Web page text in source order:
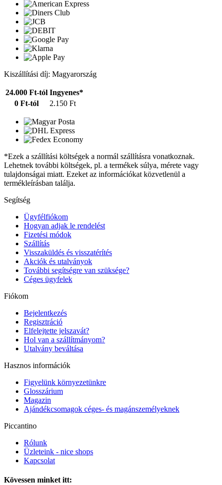
Kiszállítási díj: Magyarország
24.000 Ft-tól Ingyenes*
0 Ft-tól
2.150 Ft
*Ezek a szállítási költségek a normál szállításra vonatkoznak.
Lehetnek további költségek, pl. a termékek súlya, mérete vagy
tulajdonságai miatt. Ezeket az információkat közvetlenül a
termékleírásban találja.
Segítség
Ügyfélfiókom
Hogyan adjak le rendelést
Fizetési módok
Szállítás
Visszaküldés és visszatérítés
Akciók és utalványok
További segítségre van szüksége?
Céges ügyfelek
Fiókom
Bejelentkezés
Regisztráció
Elfelejtette jelszavát?
Hol van a szállítmányom?
Utalvány beváltása
Hasznos információk
Figyelünk környezetünkre
Glosszárium
Magazin
Ajándékcsomagok céges- és magánszemélyeknek
Piccantino
Rólunk
Üzleteink - nice shops
Kapcsolat
Kövessen minket itt: